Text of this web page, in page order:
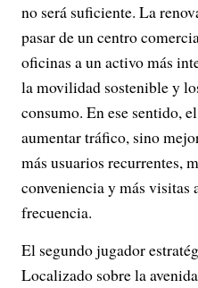
no será suficiente. La
pasar de un centro
oficinas a un activo más
la movilidad sostenible y
consumo. En ese sentido,
aumentar tráfico, sino
más usuarios recurrentes,
conveniencia y más visitas
frecuencia.
El segundo jugador
Localizado sobre la